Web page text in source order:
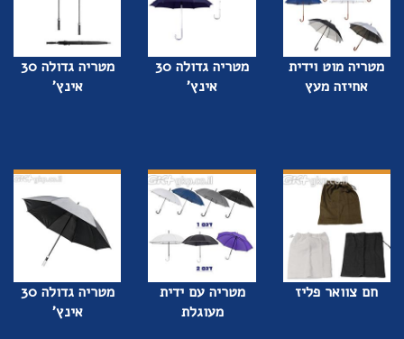
מטריה מוט וידית
אחיזה מעץ
מטריה גדולה 30
אינץ'
מטריה גדולה 30
אינץ'
חם צוואר פליז
מטריה עם ידית
מעוגלת
מטריה גדולה 30
אינץ'